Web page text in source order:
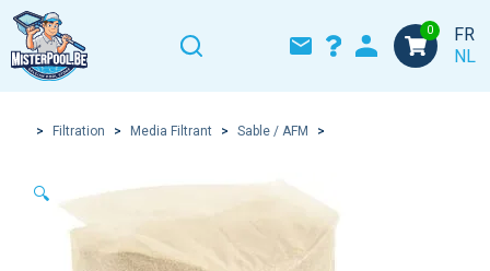
0
FR
NL
> Filtration > Media Filtrant > Sable / AFM >
🔍